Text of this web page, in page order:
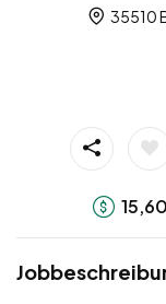
35510
15,60